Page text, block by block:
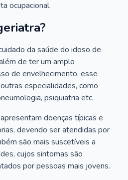
ocupacional.
da saúde do idoso de
de ter um amplo
de envelhecimento, esse
especialidades, como
psiquiatria etc.
doenças típicas e
devendo ser atendidas por
são mais suscetíveis a
cujos sintomas são
por pessoas mais jovens.